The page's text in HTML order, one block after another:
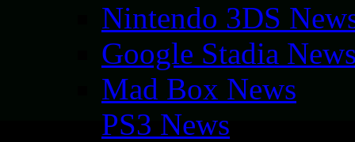
Nintendo 3DS
Google Stadia
Mad Box News
PS3 News